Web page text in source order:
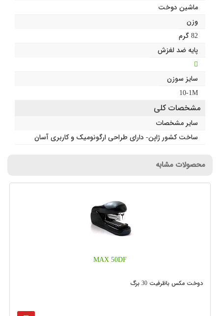
ماشین دوخت
وزن
82 گرم
پایه ضد لغزش
سایز سوزن
10-1M
مشخصات کلی
سایر مشخصات
ساخت کشور ژاپن- دارای طراحی ارگونومیک و کاربری آسان
محصولات مشابه
MAX 50DF
دوخت مکس باظرفیت 30 برگ